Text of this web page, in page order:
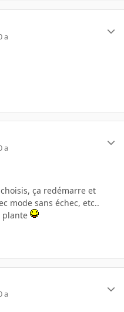
a
a
ça redémarre et
mode sans échec, etc..
plante
a